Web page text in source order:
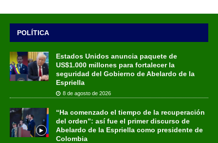
POLÍTICA
Estados Unidos anuncia paquete de
US$1.000 millones para fortalecer la
seguridad del Gobierno de Abelardo de la
Espriella
8 de agosto de 2026
“Ha comenzado el tiempo de la recuperación
del orden”: así fue el primer discurso de
Abelardo de la Espriella como presidente de
Colombia